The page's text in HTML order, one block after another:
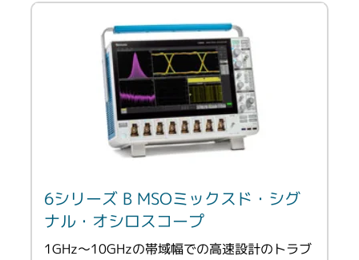
6シリーズ B MSOミックスド・シグ
ナル・オシロスコープ
1GHz～10GHzの帯域幅での高速設計のトラブ